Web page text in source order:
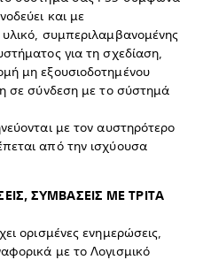
και με
συμπεριλαμβανομένης
για τη σχεδίαση,
μη εξουσιοδοτημένου
σε σύνδεση με το σύστημά
με τον αυστηρότερο
από την ισχύουσα
ΣΥΜΒΑΣΕΙΣ ΜΕ ΤΡΙΤΑ
ορισμένες ενημερώσεις,
με το Λογισμικό